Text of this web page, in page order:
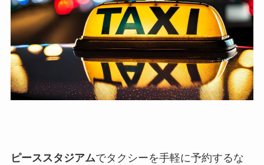
ピーススタジアムでタクシーを手軽に予約するな